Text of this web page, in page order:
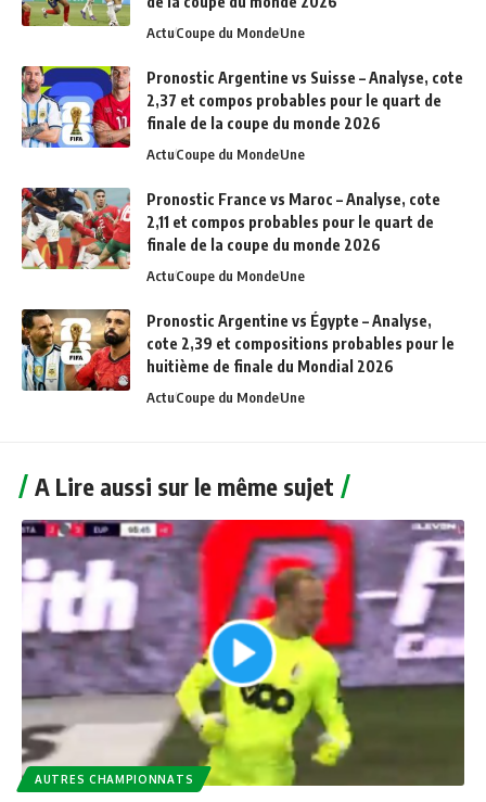
ActuCoupe du MondeUne
Pronostic Argentine vs Suisse – Analyse, cote
2,37 et compos probables pour le quart de
finale de la coupe du monde 2026
ActuCoupe du MondeUne
Pronostic France vs Maroc – Analyse, cote
2,11 et compos probables pour le quart de
finale de la coupe du monde 2026
ActuCoupe du MondeUne
Pronostic Argentine vs Égypte – Analyse,
cote 2,39 et compositions probables pour le
huitième de finale du Mondial 2026
ActuCoupe du MondeUne
A Lire aussi sur le même sujet
AUTRES CHAMPIONNATS